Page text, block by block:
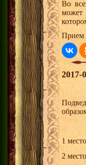
Во
может
Прием
2017-
1
2